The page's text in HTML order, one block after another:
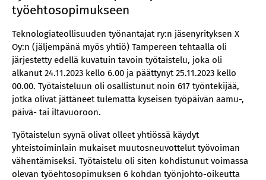
työehtosopimukseen
Teknologiateollisuuden työnantajat ry:n jäsenyrityksen X
Oy:n (jäljempänä myös yhtiö) Tampereen tehtaalla oli
järjestetty edellä kuvatuin tavoin työtaistelu, joka oli
alkanut 24.11.2023 kello 6.00 ja päättynyt 25.11.2023 kello
00.00. Työtaisteluun oli osallistunut noin 617 työntekijää,
jotka olivat jättäneet tulematta kyseisen työpäivän aamu-,
päivä- tai iltavuoroon.
Työtaistelun syynä olivat olleet yhtiössä käydyt
yhteistoiminlain mukaiset muutosneuvottelut työvoiman
vähentämiseksi. Työtaistelu oli siten kohdistunut voimassa
olevan työehtosopimuksen 6 kohdan työnjohto-oikeutta